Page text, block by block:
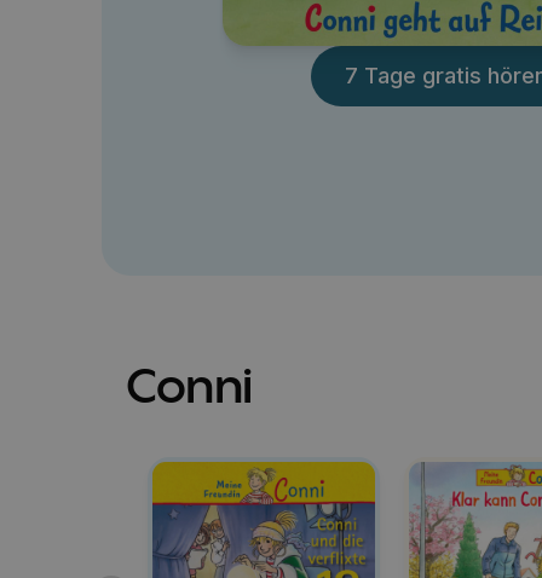
7 Tage gratis
Conni